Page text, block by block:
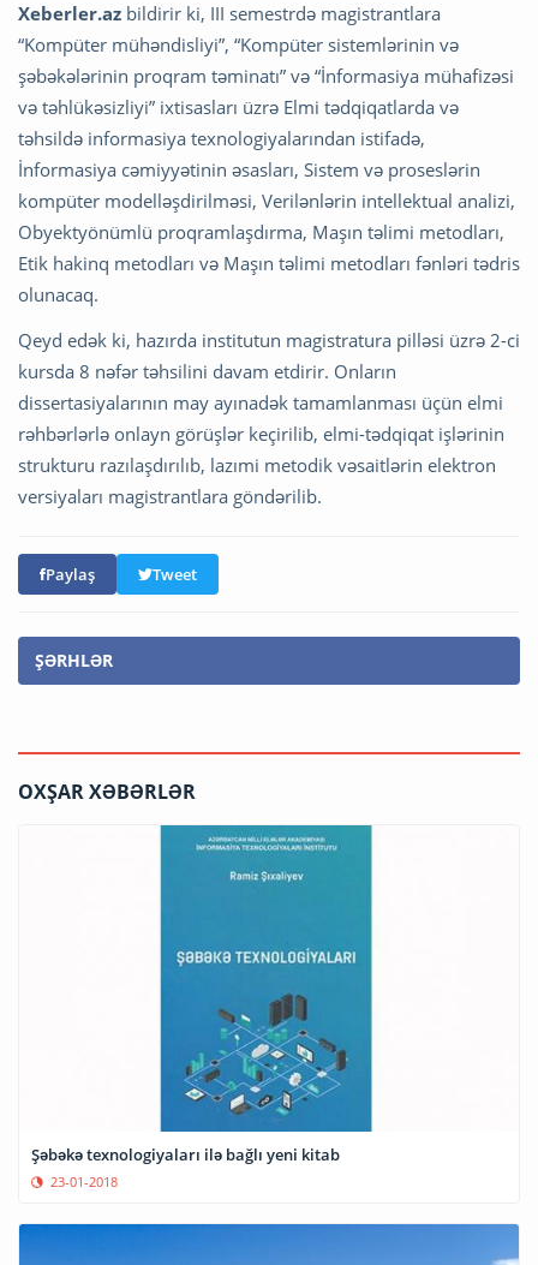
Xeberler.az bildirir ki, III semestrdə magistrantlara
“Kompüter mühəndisliyi”, “Kompüter sistemlərinin və
şəbəkələrinin proqram təminatı” və “İnformasiya mühafizəsi
və təhlükəsizliyi” ixtisasları üzrə Elmi tədqiqatlarda və
təhsildə informasiya texnologiyalarından istifadə,
İnformasiya cəmiyyətinin əsasları, Sistem və proseslərin
kompüter modelləşdirilməsi, Verilənlərin intellektual analizi,
Obyektyönümlü proqramlaşdırma, Maşın təlimi metodları,
Etik hakinq metodları və Maşın təlimi metodları fənləri tədris
olunacaq.
Qeyd edək ki, hazırda institutun magistratura pilləsi üzrə 2-ci
kursda 8 nəfər təhsilini davam etdirir. Onların
dissertasiyalarının may ayınadək tamamlanması üçün elmi
rəhbərlərlə onlayn görüşlər keçirilib, elmi-tədqiqat işlərinin
strukturu razılaşdırılıb, lazımi metodik vəsaitlərin elektron
versiyaları magistrantlara göndərilib.
Paylaş Tweet
ŞƏRHLƏR
OXŞAR XƏBƏRLƏR
Şəbəkə texnologiyaları ilə bağlı yeni kitab
23-01-2018